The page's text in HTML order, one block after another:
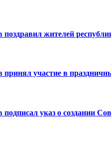
поздравил жителей
принял участие в
указ о создании